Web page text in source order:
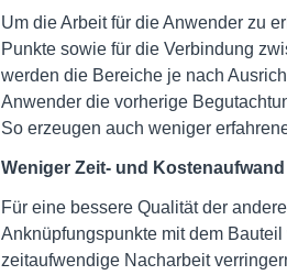
Um die Arbeit für die Anwender zu
Punkte sowie für die Verbindung
werden die Bereiche je nach
Anwender die vorherige
So erzeugen auch weniger
Weniger Zeit- und Kostenaufwand
Für eine bessere Qualität der
Anknüpfungspunkte mit dem
zeitaufwendige Nacharbeit